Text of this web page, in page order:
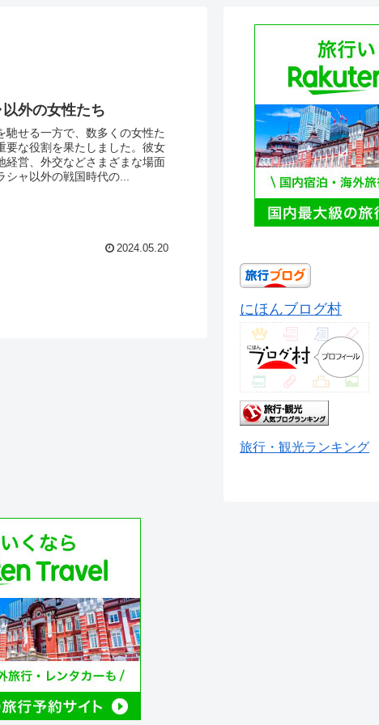
外の女性たち
馳せる一方で、数多くの女性た
要な役割を果たしました。彼女
経営、外交などさまざまな場面
ャ以外の戦国時代の...
2024.05.20
にほんブログ村
旅行・観光ランキング